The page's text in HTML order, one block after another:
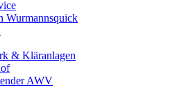
Wurmannsquick
& Kläranlagen
AWV